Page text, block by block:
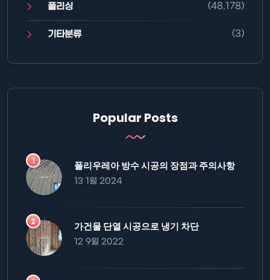
폴리싱 (48,178)
기타분류 (3)
Popular Posts
폴리우레아 방수 시공의 장점과 주의사항
13 1월 2024
가건물 단열 시공으로 냉기 차단
12 9월 2022